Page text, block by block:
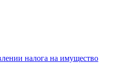
налога на имущество